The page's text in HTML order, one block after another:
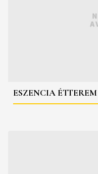
ESZENCIA